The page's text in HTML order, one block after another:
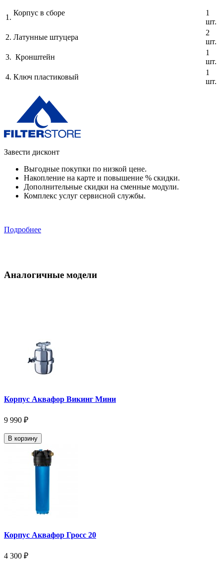
1.
Корпус в сборе
1
шт.
2. Латунные штуцера
2
шт.
3. Кронштейн
1
шт.
4. Ключ пластиковый
1
шт.
Завести дисконт
Выгодные покупки по низкой цене.
Накопление на карте и повышение % скидки.
Дополнительные скидки на сменные модули.
Комплекс услуг сервисной службы.
Подробнее
Аналогичные модели
Корпус Аквафор Викинг Мини
9 990 ₽
В корзину
Корпус Аквафор Гросс 20
4 300 ₽